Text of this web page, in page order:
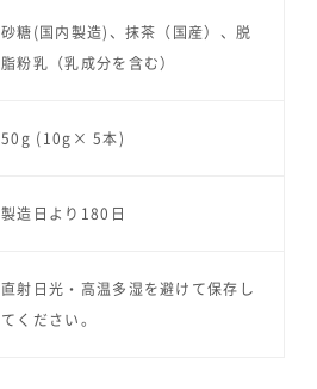
砂糖(国内製造)、抹茶（国産）、脱
脂粉乳（乳成分を含む）
50g (10g× 5本)
製造日より180日
直射日光・高温多湿を避けて保存し
てください。